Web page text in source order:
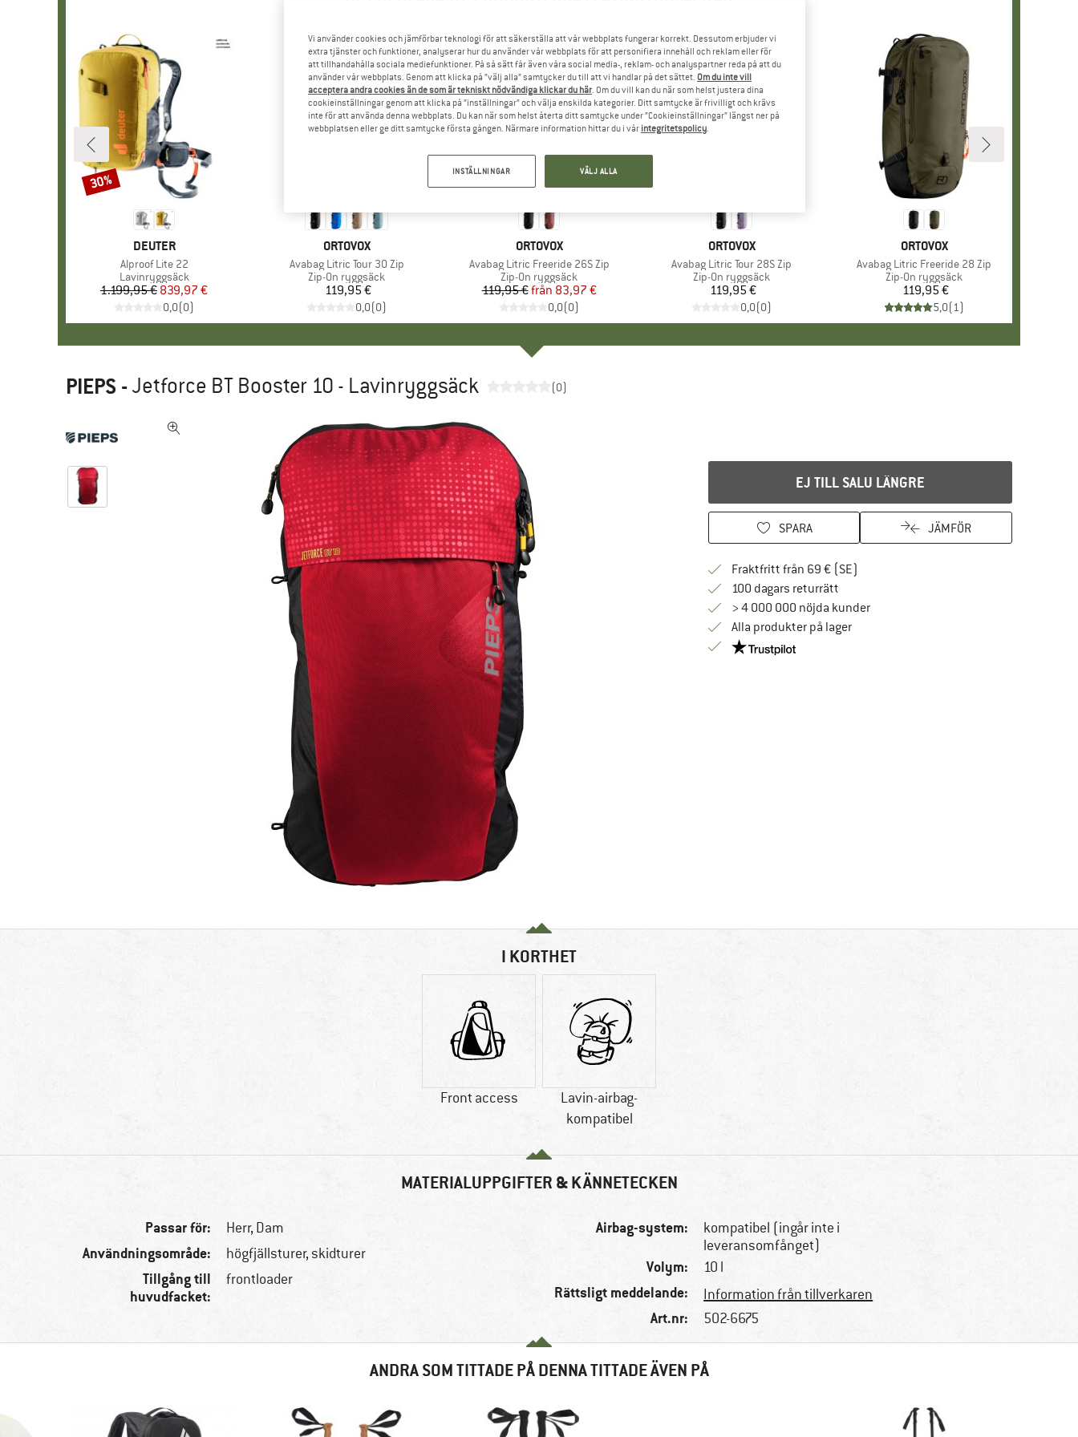
VARUMÄRKE
DEUTER
Produkter
Alproof Lite 22
Produktgrupp
Lavinryggsäck
Pris
1.199,95 €Reducerat pris
839,97 €
0,0(0)
Rabatt
30%
VARUMÄRKE
ORTOVOX
Produkter
Avabag Litric Tour 30 Zip
Produktgrupp
Zip-On ryggsäck
Pris
119,95 €
0,0(0)
VARUMÄRKE
ORTOVOX
Produkter
Avabag Litric Freeride 26S Zip
Produktgrupp
Zip-On ryggsäck
Pris
119,95 € Reducerat pris
från 83,97 €
0,0(0)
till 30%
VARUMÄRKE
ORTOVOX
Produkter
Avabag Litric Tour 28S Zip
Produktgrupp
Zip-On ryggsäck
Pris
119,95 €
0,0(0)
VARUMÄRKE
ORTOVOX
Produkter
Avabag Litric Freeride 28 Zip
Produktgrupp
Zip-On ryggsäck
Pris
119,95 €
5,0(1)
PIEPS -Jetforce BT Booster 10 - Lavinryggsäck (0)
EJ TILL SALU LÄNGRE
SPARA JÄMFÖR
Fraktfritt från 69 € (SE)
100 dagars returrättGå till returpolicyn här Öppnas i en inforuta
> 4 000 000 nöjda kunder
Alla produkter på lager
Trust Pilot-garanti - hitta all information här!
I KORTHET
Front access
Lavin-airbag-
kompatibel
MATERIALUPPGIFTER & KÄNNETECKEN
Passar för: Herr, Dam
Användningsområde: högfjällsturer, skidturer
Tillgång till
huvudfacket:
frontloader
Airbag-system:
kompatibel (ingår inte i
leveransomfånget)
Volym: 10 l
Rättsligt meddelande: Information från tillverkaren
Art.nr: 502-6675
ANDRA SOM TITTADE PÅ DENNA TITTADE ÄVEN PÅ
Vi använder cookies och jämförbar teknologi för att säkerställa att vår webbplats fungerar korrekt. Dessutom erbjuder vi
extra tjänster och funktioner, analyserar hur du använder vår webbplats för att personifiera innehåll och reklam eller för
att tillhandahålla sociala mediefunktioner. På så sätt får även våra social media-, reklam- och analyspartner reda på att du
använder vår webbplats. Genom att klicka på ”välj alla” samtycker du till att vi handlar på det sättet. Om du inte vill
acceptera andra cookies än de som är tekniskt nödvändiga klickar du här. Om du vill kan du när som helst justera dina
cookieinställningar genom att klicka på ”inställningar” och välja enskilda kategorier. Ditt samtycke är frivilligt och krävs
inte för att använda denna webbplats. Du kan när som helst återta ditt samtycke under ”Cookieinställningar” längst ner på
webbplatsen eller ge ditt samtycke första gången. Närmare information hittar du i vår integritetspolicy.
INSTÄLLNINGAR VÄLJ ALLA